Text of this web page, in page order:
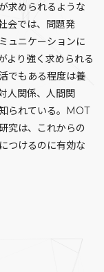
求められるような
会では、問題発
ュニケーションに
より強く求められる
でもある程度は養
人関係、人間関
られている。MOT
究は、これからの
つけるのに有効な